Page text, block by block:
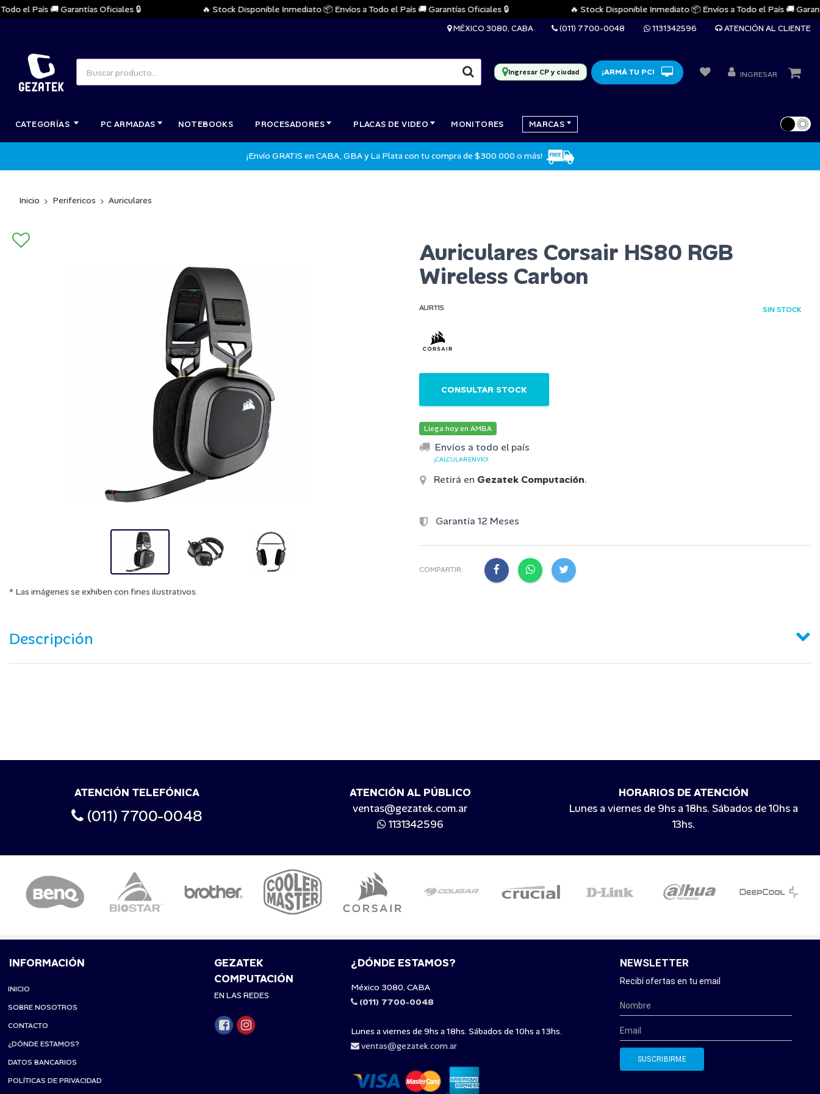
el País 🚚 Garantías Oficiales 🔒 🔥 Stock Disponible Inmediato 📦 Envíos a Todo el País 🚚 Garantías Oficiales 🔒 🔥 Stock Disponible Inmediato 📦 Envíos a Todo el País 🚚
MÉXICO 3080, CABA (011) 7700-0048 1131342596 ATENCIÓN AL CLIENTE
Ingresar CP y ciudad ¡ARMÁ TU PC! INGRESAR
CATEGORÍAS PC ARMADAS NOTEBOOKS PROCESADORES PLACAS DE VIDEO MONITORES MARCAS
¡Envío GRATIS en CABA, GBA y La Plata con tu compra de $300.000 o más!
Inicio Perifericos Auriculares
* Las imágenes se exhiben con fines ilustrativos.
Auriculares Corsair HS80 RGB
Wireless Carbon
AUR115 SIN STOCK
CONSULTAR STOCK
Llega hoy en AMBA
Envíos a todo el país
¡CALCULAR ENVÍO!
Retirá en Gezatek Computación.
Garantía 12 Meses
COMPARTIR:
Descripción
ATENCIÓN TELEFÓNICA
(011) 7700-0048
ATENCIÓN AL PÚBLICO
ventas@gezatek.com.ar
1131342596
HORARIOS DE ATENCIÓN
Lunes a viernes de 9hs a 18hs. Sábados de 10hs a
13hs.
INFORMACIÓN
INICIO
SOBRE NOSOTROS
CONTACTO
¿DÓNDE ESTAMOS?
DATOS BANCARIOS
POLÍTICAS DE PRIVACIDAD
GEZATEK
COMPUTACIÓN
EN LAS REDES
¿DÓNDE ESTAMOS?
México 3080, CABA
(011) 7700-0048
Lunes a viernes de 9hs a 18hs. Sábados de 10hs a 13hs.
ventas@gezatek.com.ar
NEWSLETTER
Recibí ofertas en tu email